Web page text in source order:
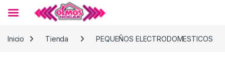
Inicio
Tienda PEQUEÑOS ELECTRODOMESTICOS